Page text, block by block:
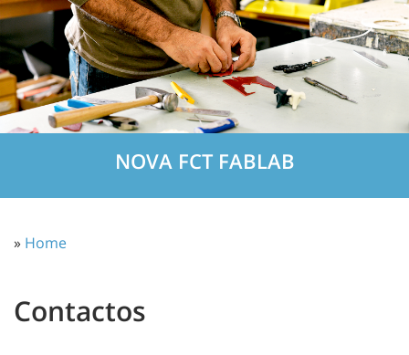
NOVA FCT FABLAB
» Home
Contactos